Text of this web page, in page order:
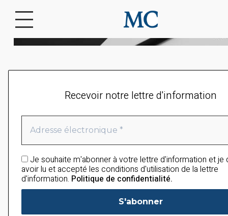
Recevoir notre lettre d'information
Je souhaite m'abonner à votre lettre d'information et je
avoir lu et accepté les conditions d'utilisation de la lettre
d'information. Politique de confidentialité.